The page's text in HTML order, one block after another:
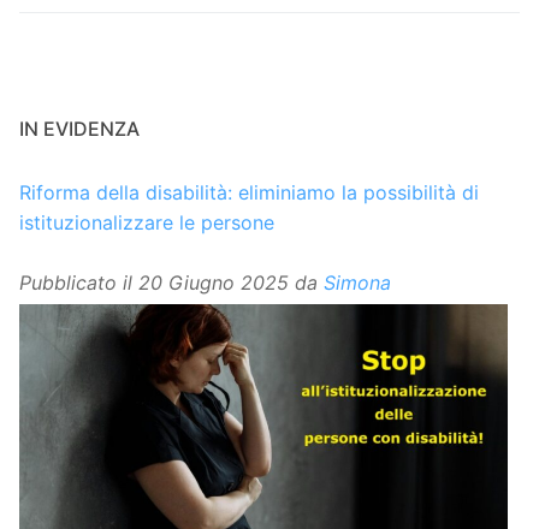
IN EVIDENZA
Riforma della disabilità: eliminiamo la possibilità di
istituzionalizzare le persone
Pubblicato il 20 Giugno 2025 da Simona